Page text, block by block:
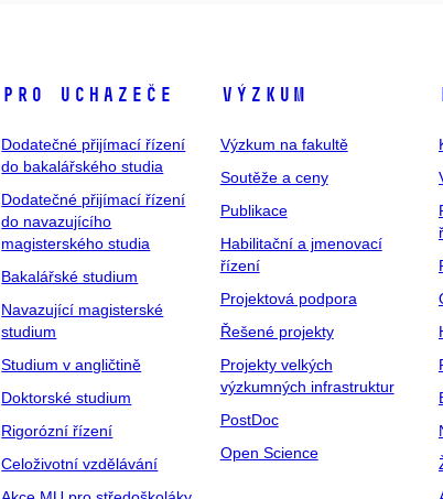
Pro uchazeče
Dodatečné přijímací řízení
do bakalářského studia
Dodatečné přijímací řízení
do navazujícího
magisterského studia
Bakalářské studium
Navazující magisterské
studium
Studium v angličtině
Doktorské studium
Rigorózní řízení
Celoživotní vzdělávání
Výzkum
Výzkum na fakultě
Soutěže a ceny
Publikace
Habilitační a jmenovací
řízení
Projektová podpora
Řešené projekty
Projekty velkých
výzkumných infrastruktur
PostDoc
Open Science